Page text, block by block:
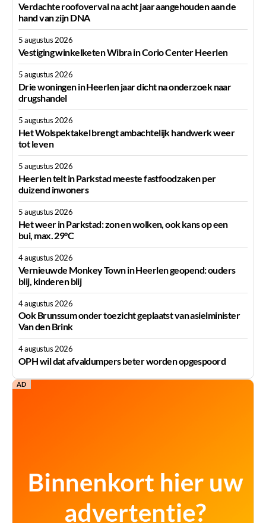
Verdachte roofoverval na acht jaar aangehouden aan de
hand van zijn DNA
5 augustus 2026
Vestiging winkelketen Wibra in Corio Center Heerlen
5 augustus 2026
Drie woningen in Heerlen jaar dicht na onderzoek naar
drugshandel
5 augustus 2026
Het Wolspektakel brengt ambachtelijk handwerk weer
tot leven
5 augustus 2026
Heerlen telt in Parkstad meeste fastfoodzaken per
duizend inwoners
5 augustus 2026
Het weer in Parkstad: zon en wolken, ook kans op een
bui, max. 29°C
4 augustus 2026
Vernieuwde Monkey Town in Heerlen geopend: ouders
blij, kinderen blij
4 augustus 2026
Ook Brunssum onder toezicht geplaatst van asielminister
Van den Brink
4 augustus 2026
OPH wil dat afvaldumpers beter worden opgespoord
AD